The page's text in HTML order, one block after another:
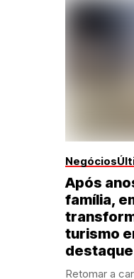
Negócios
Após
família,
turismo
destaque
Retomar a